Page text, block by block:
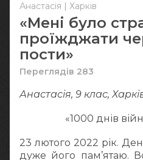
Анастасія | Харків
«Мені було
проїжджати
пости»
Переглядів 283
Анастасія, 9 клас,
«1000 днів
23 лютого 2022 рік.
дуже його пам’ятаю.